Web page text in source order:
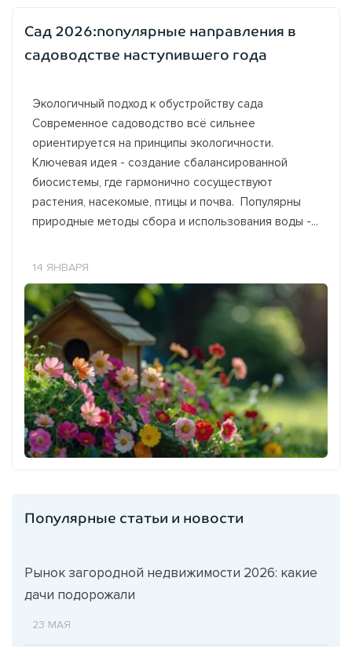
Сад 2026:популярные направления в
садоводстве наступившего года
Экологичный подход к обустройству сада
Современное садоводство всё сильнее
ориентируется на принципы экологичности.
Ключевая идея - создание сбалансированной
биосистемы, где гармонично сосуществуют
растения, насекомые, птицы и почва. Популярны
природные методы сбора и использования воды -...
14 ЯНВАРЯ
Популярные статьи и новости
Рынок загородной недвижимости 2026: какие
дачи подорожали
23 МАЯ